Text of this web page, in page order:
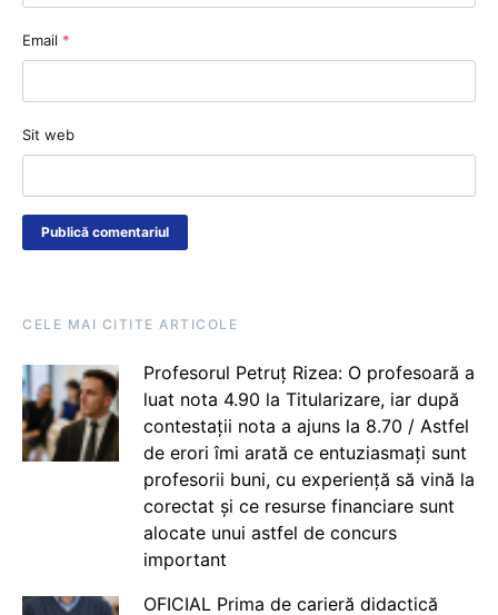
Email *
Sit web
CELE MAI CITITE ARTICOLE
Profesorul Petruț Rizea: O profesoară a
luat nota 4.90 la Titularizare, iar după
contestații nota a ajuns la 8.70 / Astfel
de erori îmi arată ce entuziasmați sunt
profesorii buni, cu experiență să vină la
corectat și ce resurse financiare sunt
alocate unui astfel de concurs
important
OFICIAL Prima de carieră didactică